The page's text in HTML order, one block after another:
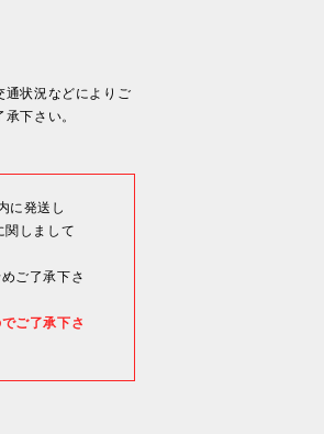
通状況などによりご
下さい。
に発送し
関しまして
ご了承下さ
ご了承下さ